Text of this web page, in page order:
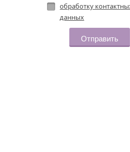
обработку
данных
Отправить